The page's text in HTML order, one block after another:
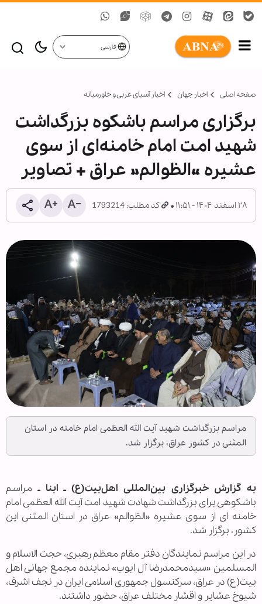
فارسی
صفحه اصلی اخبار جهان اخبار آسیای غربی و خاورمیانه
برگزاری مراسم باشکوه بزرگداشت
شهید امت امام خامنه‌ای از سوی
عشیره «الظوالم» عراق + تصاویر
۲۸ اسفند ۱۴۰۴ - ۱۱:۵۱ کد مطلب: 1793214
مراسم بزرگداشت شهید آیت الله العظمی امام خامنه در استان
المثنی در کشور عراق، برگزار شد.
به گزارش خبرگزاری بین‌المللی اهل‌بیت(ع) ـ ابنا ـ مراسم
باشکوهی برای بزرگداشت شهادت شهید امت آیت الله العظمی امام
خامنه ای از سوی عشیره «الظوالم» عراق در استان المثنی این
کشور، برگزار شد.
در این مراسم نمایندگان دفتر مقام معظم رهبری، حجت الاسلام و
المسلمین «سیدمحمدرضا آل ایوب» نماینده مجمع جهانی اهل
بیت(ع) در عراق، سرکنسول جمهوری اسلامی ایران در نجف اشرف،
شیوخ عشایر و اقشار مختلف عراق، حضور داشتند.